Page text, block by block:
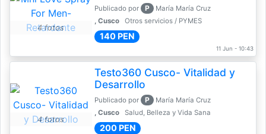
4 fotos
Publicado por P
María María Cruz
, Cusco
Otros servicios / PYMES
140 PEN
11 Jun - 10:43
4 fotos
Testo360 Cusco- Vitalidad y
Desarrollo
Publicado por P
María María Cruz
, Cusco
Salud, Belleza y Vida Sana
200 PEN